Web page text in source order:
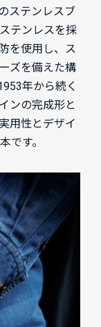
ステンレスブ
テンレスを採
を使用し、ス
ズを備えた構
年から続く
ンの完成形と
用性とデザイ
です。